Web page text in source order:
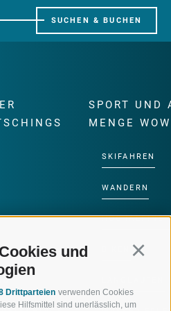
und
Drittparteien verwenden Cookies
Hilfsmittel sind unerlässlich, um
SUCHEN & BUCHEN
SPORT UND
MENGE
SKIFAHREN
WANDERN
HOCHALPINE